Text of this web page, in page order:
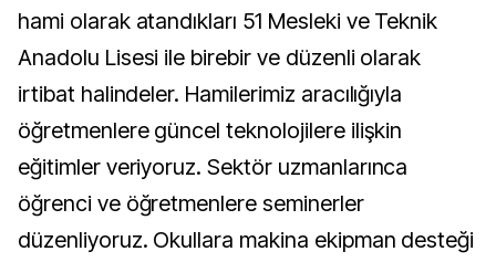
hami olarak atandıkları 51 Mesleki ve Teknik
Anadolu Lisesi ile birebir ve düzenli olarak
irtibat halindeler. Hamilerimiz aracılığıyla
öğretmenlere güncel teknolojilere ilişkin
eğitimler veriyoruz. Sektör uzmanlarınca
öğrenci ve öğretmenlere seminerler
düzenliyoruz. Okullara makina ekipman desteği